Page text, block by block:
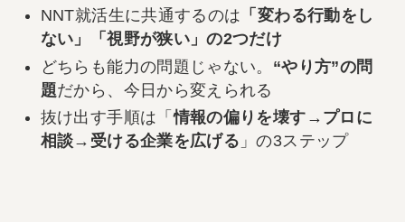
NNT就活生に共通するのは 「変わる行動をし
ない」「視野が狭い」の2つだけ
どちらも能力の問題じゃない。 “やり方”の問
題だから、今日から変えられる
抜け出す手順は「情報の偏りを壊す→プロに
相談→受ける企業を広げる 」の3ステップ